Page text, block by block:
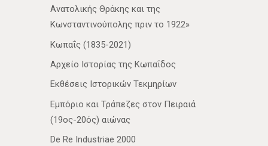
Ανατολικής Θράκης και της
Κωνσταντινούπολης πριν το 1922»
Κωπαΐς (1835-2021)
Αρχείο Ιστορίας της Κωπαΐδος
Εκθέσεις Ιστορικών Τεκμηρίων
Εμπόριο και Τράπεζες στον Πειραιά
(19ος-20ός) αιώνας
De Re Industriae 2000